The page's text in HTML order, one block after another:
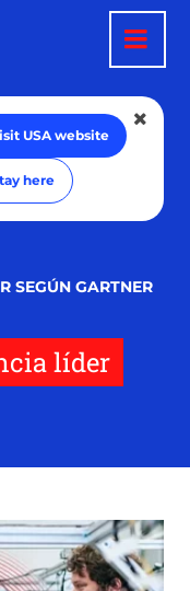
USA website
here
SEGÚN GARTNER
líder